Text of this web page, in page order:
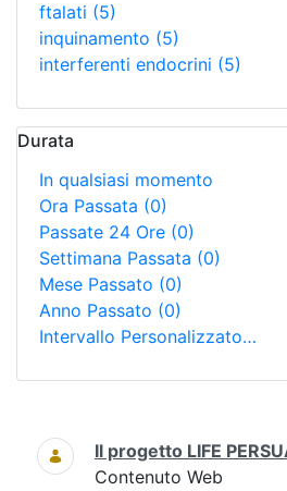
ftalati (5)
inquinamento (5)
interferenti endocrini (5)
Durata
In qualsiasi momento
Ora Passata (0)
Passate 24 Ore (0)
Settimana Passata (0)
Mese Passato (0)
Anno Passato (0)
Intervallo Personalizzato…
Ricerca
Il progetto LIFE
Contenuto Web